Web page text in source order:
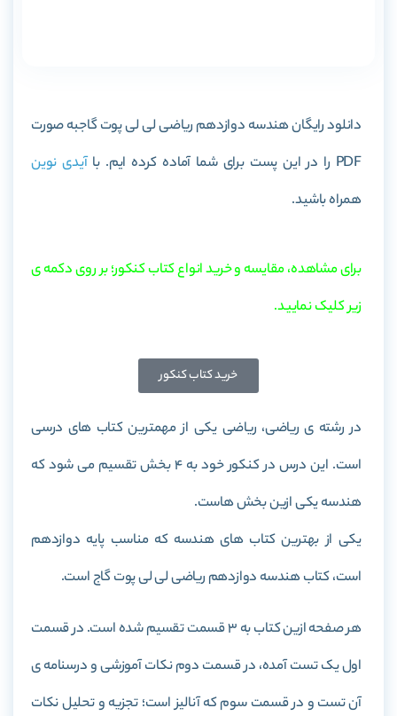
دانلود رایگانهندسه دوازدهم ریاضی لی لی پوت گاجبه صورت
PDF را در این پست برای شما آماده کرده ایم. با
آیدی نوین
همراه باشید.
برای مشاهده، مقایسه و خرید انواع کتاب کنکور؛ بر روی دکمه ی
زیر کلیک نمایید.
خرید کتاب کنکور
در رشته ی ریاضی، ریاضی یکی از مهمترین کتاب های درسی
است. این درس در کنکور خود به 4 بخش تقسیم می شود که
هندسه یکی ازین بخش هاست.
یکی از بهترین کتاب های هندسه که مناسب پایه دوازدهم
است، کتابهندسه دوازدهم ریاضی لی لی پوت گاجاست.
هر صفحه ازین کتاب به 3 قسمت تقسیم شده است. در قسمت
اول یک تست آمده، در قسمت دوم نکات آموزشی و درسنامه ی
آن تست و در قسمت سوم که آنالیز است؛ تجزیه و تحلیل نکات